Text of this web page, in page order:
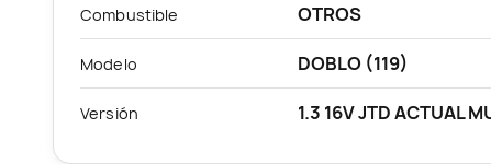
Combustible OTROS
Modelo DOBLO (119)
Versión 1.3 16V JTD ACTUAL